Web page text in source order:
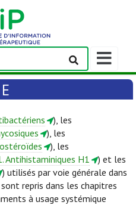
Afficher/
la
barre
navigation
), les
), les
), les
Antihistaminiques H1
) et les
) utilisés par voie générale dans
repris dans les chapitres
à usage systémique